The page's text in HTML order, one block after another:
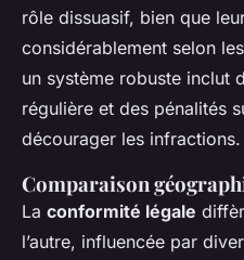
rôle dissuasif, bien que
considérablement selon
un système robuste inclut
régulière et des pénalités
décourager les infractions.
Comparaison
La conformité légale
l’autre, influencée par